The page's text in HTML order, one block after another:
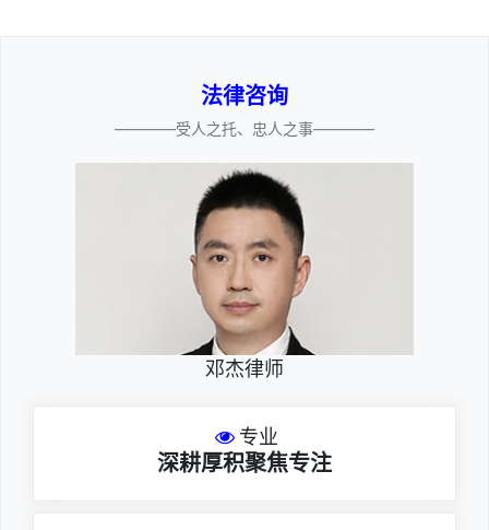
法律咨询
————受人之托、忠人之事————
邓杰律师
专业
深耕厚积聚焦专注